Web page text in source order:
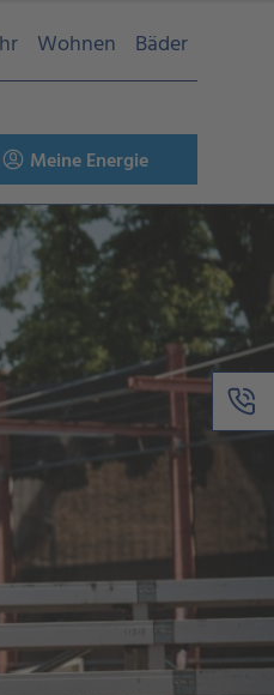
Wohnen Bäder
Meine Energie